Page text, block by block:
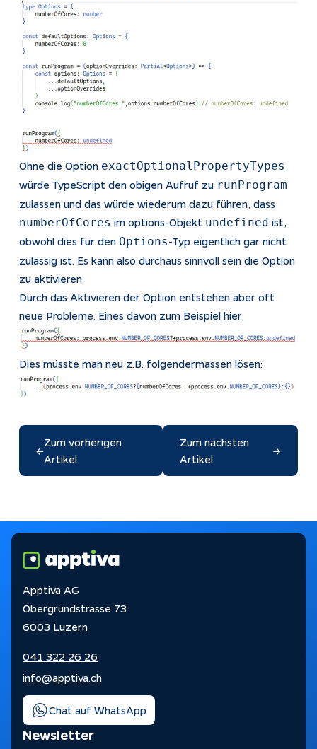
Ohne die Option exactOptionalPropertyTypes
würde TypeScript den obigen Aufruf zu runProgram
zulassen und das würde wiederum dazu führen, dass
numberOfCores im options-Objekt undefined ist,
obwohl dies für den Options-Typ eigentlich gar nicht
zulässig ist. Es kann also durchaus sinnvoll sein die Option
zu aktivieren.
Durch das Aktivieren der Option entstehen aber oft
neue Probleme. Eines davon zum Beispiel hier:
Dies müsste man neu z.B. folgendermassen lösen:
←
Zum vorherigen
Artikel
Zum nächsten
Artikel
→
Apptiva AG
Obergrundstrasse 73
6003 Luzern
041 322 26 26
info@apptiva.ch
Chat auf WhatsApp
Newsletter